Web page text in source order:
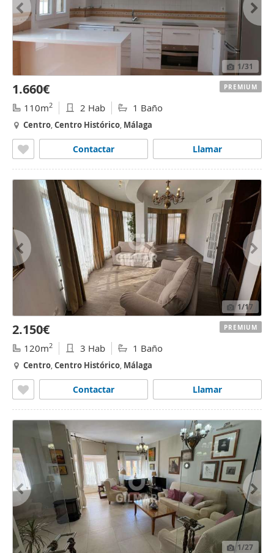
1/31
1.660€
110m2 2 Hab 1 Baño
Centro,Centro Histórico, Málaga
Llamar
Contactar
PREMIUM
1/17
2.150€
120m2 3 Hab 1 Baño
Centro,Centro Histórico, Málaga
Llamar
Contactar
PREMIUM
1/27